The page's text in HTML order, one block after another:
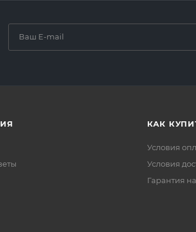
КАК
Условия
Условия
Гарантия